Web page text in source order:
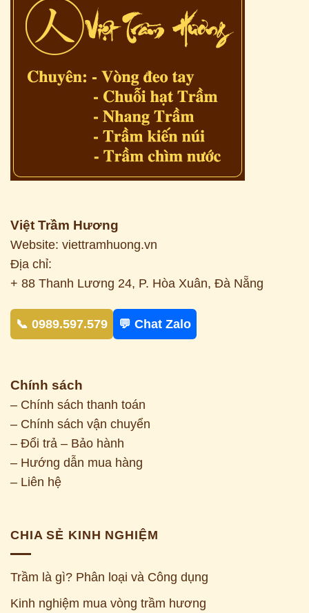
Việt Trầm Hương
Website: viettramhuong.vn
Địa chỉ:
+ 88 Thanh Lương 24, P. Hòa Xuân, Đà Nẵng
📞 0989.597.579 💬 Chat Zalo
Chính sách
– Chính sách thanh toán
– Chính sách vận chuyển
– Đổi trả – Bảo hành
– Hướng dẫn mua hàng
– Liên hệ
CHIA SẺ KINH NGHIỆM
Trầm là gì? Phân loại và Công dụng
Kinh nghiệm mua vòng trầm hương